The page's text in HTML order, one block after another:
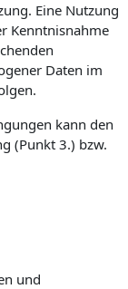
Eine Nutzung
Kenntnisnahme
Daten im
kann den
(Punkt 3.) bzw.
und